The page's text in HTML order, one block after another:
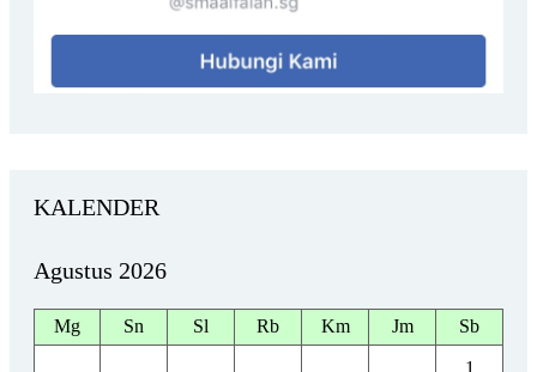
KALENDER
Agustus 2026
Mg Sn Sl Rb Km Jm Sb
1